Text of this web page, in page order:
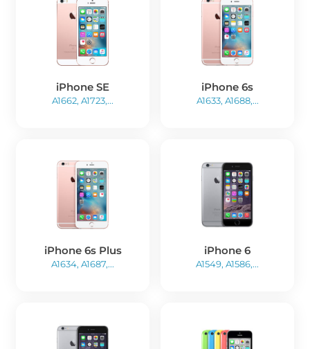
iPhone SE
A1662, A1723,...
iPhone 6s
A1633, A1688,...
iPhone 6s Plus
A1634, A1687,...
iPhone 6
A1549, A1586,...